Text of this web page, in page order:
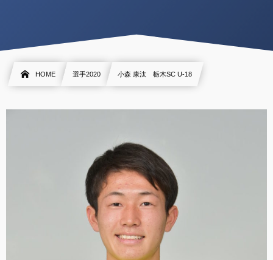
HOME 選手2020 小森 康汰 栃木SC U-18